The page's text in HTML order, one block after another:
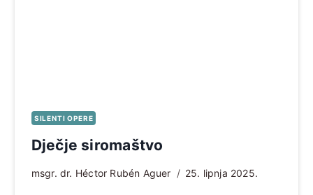
SILENTI OPERE
Dječje siromaštvo
msgr. dr. Héctor Rubén Aguer 25. lipnja 2025.